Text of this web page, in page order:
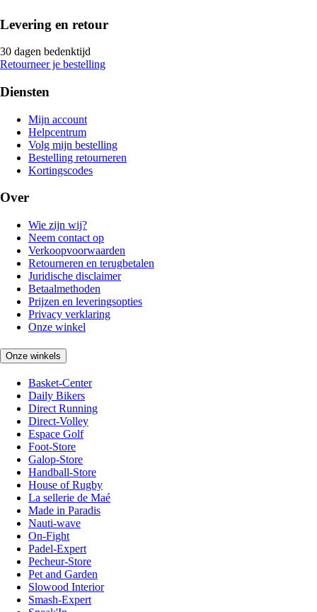
Levering en retour
30 dagen bedenktijd
Retourneer je bestelling
Diensten
Mijn account
Helpcentrum
Volg mijn bestelling
Bestelling retourneren
Kortingscodes
Over
Wie zijn wij?
Neem contact op
Verkoopvoorwaarden
Retourneren en terugbetalen
Juridische disclaimer
Betaalmethoden
Prijzen en leveringsopties
Privacy verklaring
Onze winkel
Onze winkels
Basket-Center
Daily Bikers
Direct Running
Direct-Volley
Espace Golf
Foot-Store
Galop-Store
Handball-Store
House of Rugby
La sellerie de Maé
Made in Paradis
Nauti-wave
On-Fight
Padel-Expert
Pecheur-Store
Pet and Garden
Slowood Interior
Smash-Expert